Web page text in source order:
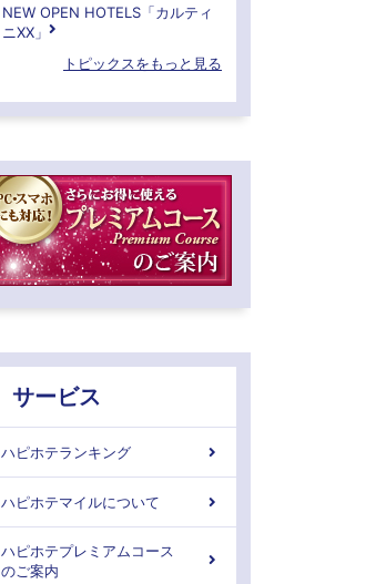
NEW OPEN HOTELS「カルティ
ニXX」
トピックスをもっと見る
サービス
ハピホテランキング
ハピホテマイルについて
ハピホテプレミアムコース
のご案内